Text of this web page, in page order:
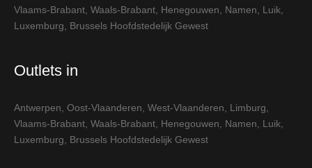
Vlaams-Brabant Waals-Brabant Henegouwen Namen Luik
Luxemburg
Brussels Hoofdstedelijk Gewest
Outlets in
Antwerpen Oost-Vlaanderen West-Vlaanderen Limburg
Vlaams-Brabant Waals-Brabant Henegouwen Namen Luik
Luxemburg
Brussels Hoofdstedelijk Gewest